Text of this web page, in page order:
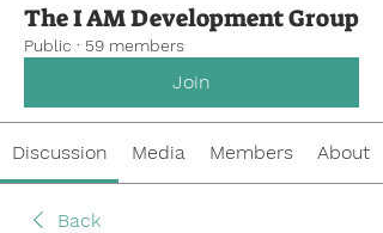
The I AM Development Group
Public · 59 members
Join
Discussion Media Members About
Back